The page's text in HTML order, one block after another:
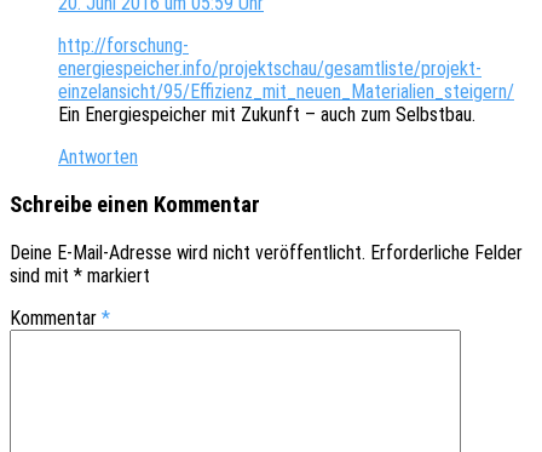
http://forschung-
energiespeicher.info/projektschau/gesamtliste/projekt-
einzelansicht/95/Effizienz_mit_neuen_Materialien_steigern/
Ein Ener­gie­spei­cher mit Zukunft – auch zum Selbstbau.
Antworten
Schreibe einen Kommentar
Deine E-Mail-Adresse wird nicht veröffentlicht. Erforderliche Felder
sind mit * markiert
Kommentar *